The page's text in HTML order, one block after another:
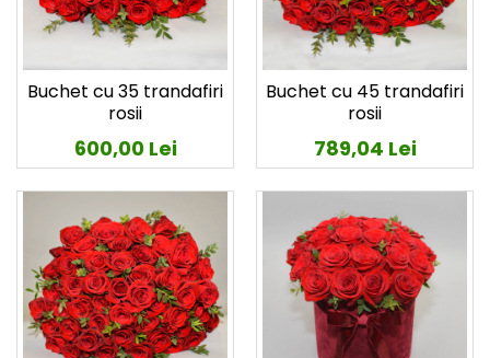
Buchet cu 35 trandafiri
rosii
600,00 Lei
Buchet cu 45 trandafiri
rosii
789,04 Lei